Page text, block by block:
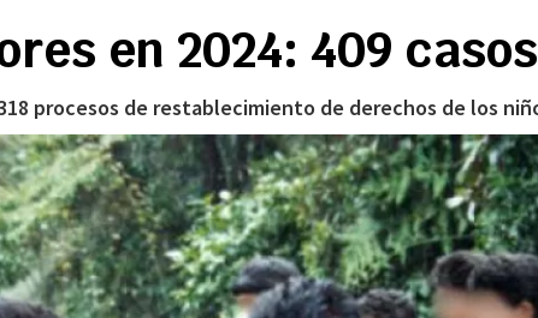
en 2024: 409 casos
procesos de restablecimiento de derechos de los